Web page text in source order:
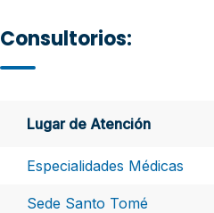
Consultorios:
Lugar de Atención
Especialidades Médicas
Sede Santo Tomé